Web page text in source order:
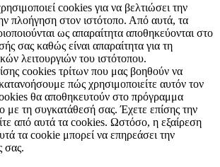
cookies για να βελτιώσει την
πλοήγηση στον ιστότοπο. Από αυτά, τα
ως απαραίτητα αποθηκεύονται στο
σας καθώς είναι απαραίτητα για τη
λειτουργιών του ιστότοπου.
cookies τρίτων που μας βοηθούν να
πώς χρησιμοποιείτε αυτόν τον
θα αποθηκευτούν στο πρόγραμμα
με τη συγκατάθεσή σας. Έχετε επίσης την
από αυτά τα cookies. Ωστόσο, η εξαίρεση
τα cookie μπορεί να επηρεάσει την
σας.